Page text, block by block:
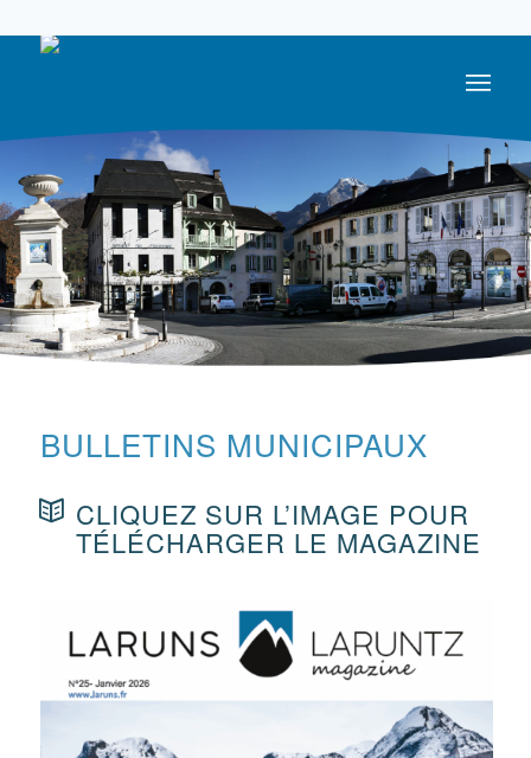
BULLETINS MUNICIPAUX
CLIQUEZ SUR L’IMAGE POUR
TÉLÉCHARGER LE MAGAZINE